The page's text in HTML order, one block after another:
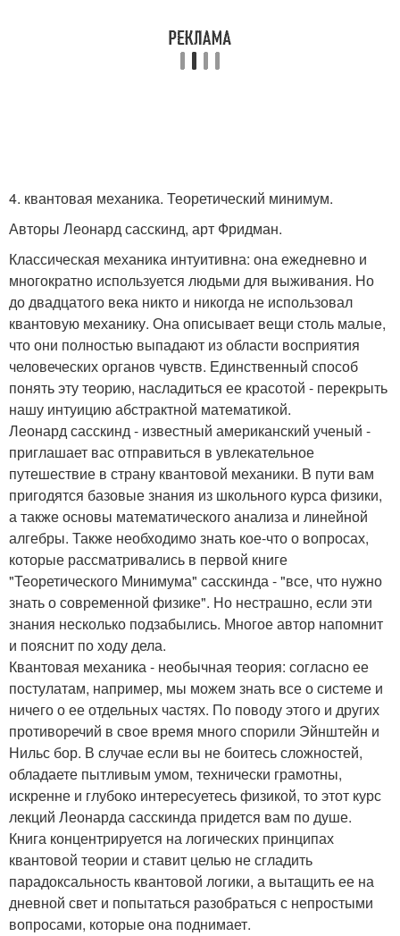
4. квантовая механика. Теоретический минимум.
Авторы Леонард сасскинд, арт Фридман.
Классическая механика интуитивна: она ежедневно и
многократно используется людьми для выживания. Но
до двадцатого века никто и никогда не использовал
квантовую механику. Она описывает вещи столь малые,
что они полностью выпадают из области восприятия
человеческих органов чувств. Единственный способ
понять эту теорию, насладиться ее красотой - перекрыть
нашу интуицию абстрактной математикой.
Леонард сасскинд - известный американский ученый -
приглашает вас отправиться в увлекательное
путешествие в страну квантовой механики. В пути вам
пригодятся базовые знания из школьного курса физики,
а также основы математического анализа и линейной
алгебры. Также необходимо знать кое-что о вопросах,
которые рассматривались в первой книге
"Теоретического Минимума" сасскинда - "все, что нужно
знать о современной физике". Но нестрашно, если эти
знания несколько подзабылись. Многое автор напомнит
и пояснит по ходу дела.
Квантовая механика - необычная теория: согласно ее
постулатам, например, мы можем знать все о системе и
ничего о ее отдельных частях. По поводу этого и других
противоречий в свое время много спорили Эйнштейн и
Нильс бор. В случае если вы не боитесь сложностей,
обладаете пытливым умом, технически грамотны,
искренне и глубоко интересуетесь физикой, то этот курс
лекций Леонарда сасскинда придется вам по душе.
Книга концентрируется на логических принципах
квантовой теории и ставит целью не сгладить
парадоксальность квантовой логики, а вытащить ее на
дневной свет и попытаться разобраться с непростыми
вопросами, которые она поднимает.